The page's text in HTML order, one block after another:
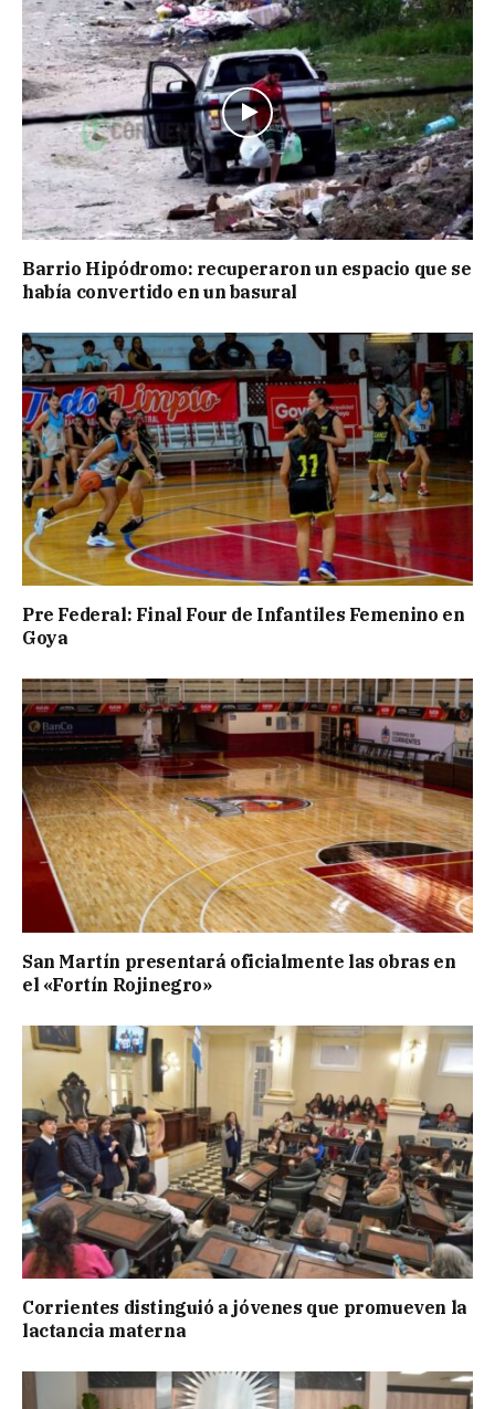
Barrio Hipódromo: recuperaron un espacio que se
había convertido en un basural
Pre Federal: Final Four de Infantiles Femenino en
Goya
San Martín presentará oficialmente las obras en
el «Fortín Rojinegro»
Corrientes distinguió a jóvenes que promueven la
lactancia materna